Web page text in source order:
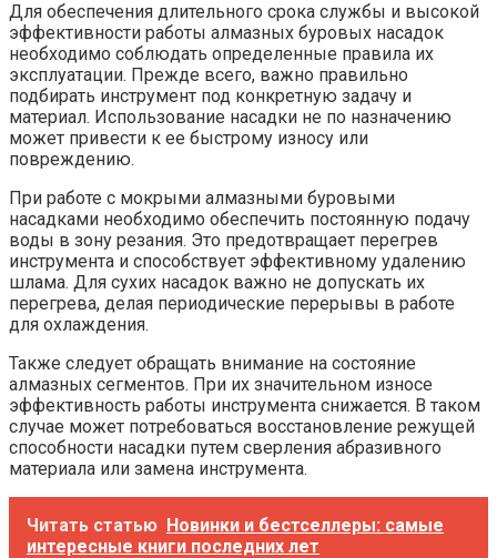
Для обеспечения длительного срока службы и высокой
эффективности работы алмазных буровых насадок
необходимо соблюдать определенные правила их
эксплуатации. Прежде всего, важно правильно
подбирать инструмент под конкретную задачу и
материал. Использование насадки не по назначению
может привести к ее быстрому износу или
повреждению.
При работе с мокрыми алмазными буровыми
насадками необходимо обеспечить постоянную подачу
воды в зону резания. Это предотвращает перегрев
инструмента и способствует эффективному удалению
шлама. Для сухих насадок важно не допускать их
перегрева, делая периодические перерывы в работе
для охлаждения.
Также следует обращать внимание на состояние
алмазных сегментов. При их значительном износе
эффективность работы инструмента снижается. В таком
случае может потребоваться восстановление режущей
способности насадки путем сверления абразивного
материала или замена инструмента.
Читать статью Новинки и бестселлеры: самые
интересные книги последних лет